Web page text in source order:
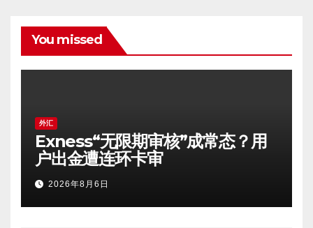
You missed
外汇
Exness“无限期审核”成常态？用
户出金遭连环卡审
2026年8月6日